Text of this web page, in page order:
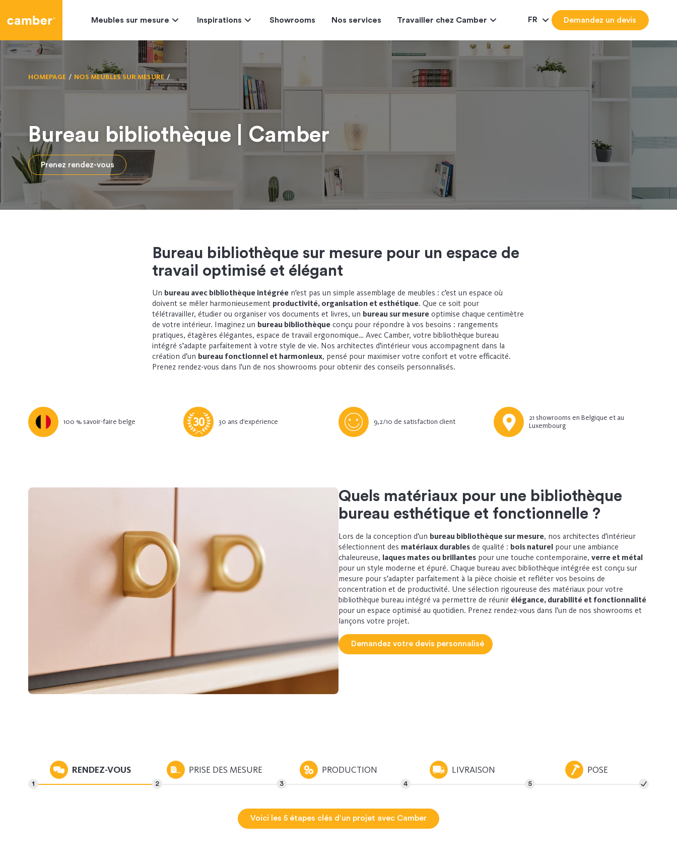
FR
Meubles sur mesure Inspirations Showrooms Nos services Travailler chez Camber Demandez un devis
HOMEPAGE NOS MEUBLES SUR MESURE
Bureau bibliothèque | Camber
Prenez rendez-vous
Bureau bibliothèque sur mesure pour un espace de
travail optimisé et élégant
Un bureau avec bibliothèque intégrée n’est pas un simple assemblage de meubles : c’est un espace où
doivent se mêler harmonieusement productivité, organisation et esthétique. Que ce soit pour
télétravailler, étudier ou organiser vos documents et livres, un bureau sur mesure optimise chaque centimètre
de votre intérieur. Imaginez un bureau bibliothèque conçu pour répondre à vos besoins : rangements
pratiques, étagères élégantes, espace de travail ergonomique… Avec Camber, votre bibliothèque bureau
intégré s’adapte parfaitement à votre style de vie. Nos architectes d’intérieur vous accompagnent dans la
création d’un bureau fonctionnel et harmonieux, pensé pour maximiser votre confort et votre efficacité.
Prenez rendez-vous dans l’un de nos showrooms pour obtenir des conseils personnalisés.
100 % savoir-faire belge 30 ans d’expérience 9,2/10 de satisfaction client
21 showrooms en Belgique et au
Luxembourg
Quels matériaux pour une bibliothèque
bureau esthétique et fonctionnelle ?
Lors de la conception d’un bureau bibliothèque sur mesure, nos architectes d’intérieur
sélectionnent des matériaux durables de qualité : bois naturel pour une ambiance
chaleureuse, laques mates ou brillantes pour une touche contemporaine, verre et métal
pour un style moderne et épuré. Chaque bureau avec bibliothèque intégrée est conçu sur
mesure pour s’adapter parfaitement à la pièce choisie et refléter vos besoins de
concentration et de productivité. Une sélection rigoureuse des matériaux pour votre
bibliothèque bureau intégré va permettre de réunir élégance, durabilité et fonctionnalité
pour un espace optimisé au quotidien. Prenez rendez-vous dans l’un de nos showrooms et
lançons votre projet.
Demandez votre devis personnalisé
RENDEZ-VOUS PRISE DES MESURE PRODUCTION LIVRAISON POSE
Voici les 5 étapes clés d’un projet avec Camber